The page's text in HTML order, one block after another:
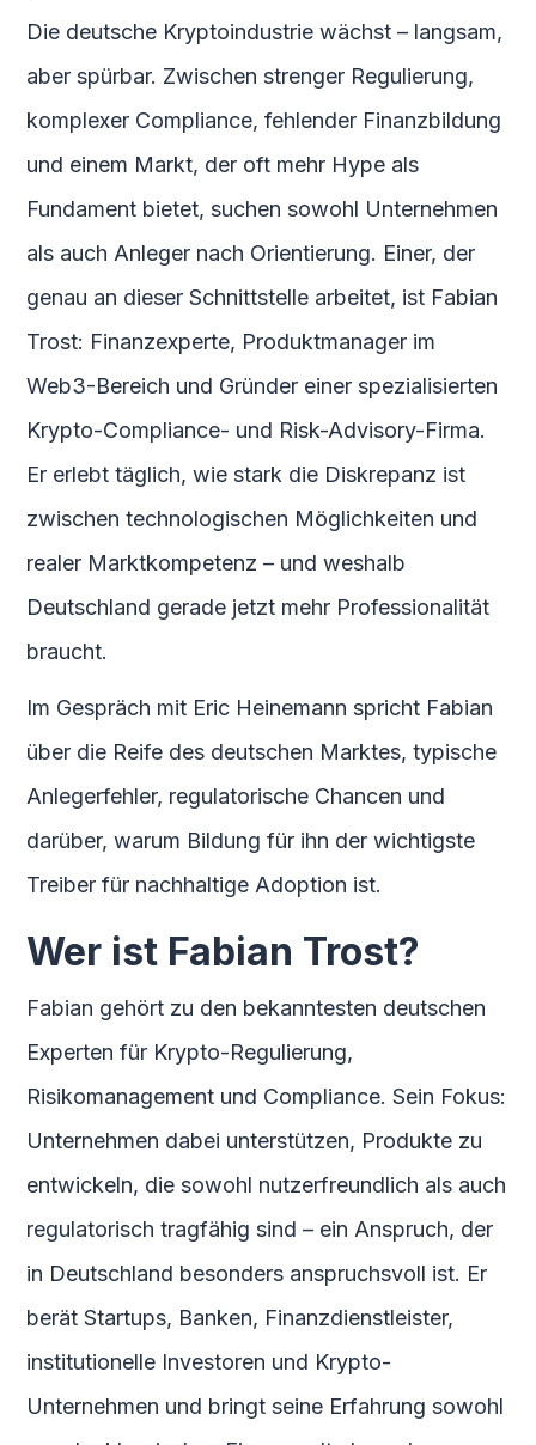
Die deutsche Kryptoindustrie wächst – langsam,
aber spürbar. Zwischen strenger Regulierung,
komplexer Compliance, fehlender Finanzbildung
und einem Markt, der oft mehr Hype als
Fundament bietet, suchen sowohl Unternehmen
als auch Anleger nach Orientierung. Einer, der
genau an dieser Schnittstelle arbeitet, ist Fabian
Trost: Finanzexperte, Produktmanager im
Web3-Bereich und Gründer einer spezialisierten
Krypto-Compliance- und Risk-Advisory-Firma.
Er erlebt täglich, wie stark die Diskrepanz ist
zwischen technologischen Möglichkeiten und
realer Marktkompetenz – und weshalb
Deutschland gerade jetzt mehr Professionalität
braucht.
Im Gespräch mit Eric Heinemann spricht Fabian
über die Reife des deutschen Marktes, typische
Anlegerfehler, regulatorische Chancen und
darüber, warum Bildung für ihn der wichtigste
Treiber für nachhaltige Adoption ist.
Wer ist Fabian Trost?
Fabian gehört zu den bekanntesten deutschen
Experten für Krypto-Regulierung,
Risikomanagement und Compliance. Sein Fokus:
Unternehmen dabei unterstützen, Produkte zu
entwickeln, die sowohl nutzerfreundlich als auch
regulatorisch tragfähig sind – ein Anspruch, der
in Deutschland besonders anspruchsvoll ist. Er
berät Startups, Banken, Finanzdienstleister,
institutionelle Investoren und Krypto-
Unternehmen und bringt seine Erfahrung sowohl